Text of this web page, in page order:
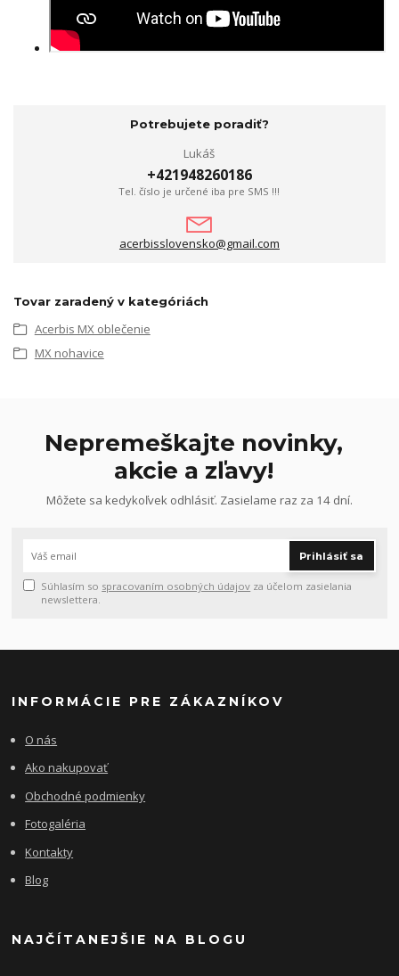
Potrebujete poradiť?
Lukáš
+421948260186
Tel. číslo je určené iba pre SMS !!!
acerbisslovensko@gmail.com
Tovar zaradený v kategóriách
Acerbis MX oblečenie
MX nohavice
Nepremeškajte novinky,
akcie a zľavy!
Môžete sa kedykoľvek odhlásiť. Zasielame raz za 14 dní.
Prihlásiť sa
Súhlasím so spracovaním osobných údajov za účelom zasielania
newslettera.
INFORMÁCIE PRE ZÁKAZNÍKOV
O nás
Ako nakupovať
Obchodné podmienky
Fotogaléria
Kontakty
Blog
NAJČÍTANEJŠIE NA BLOGU